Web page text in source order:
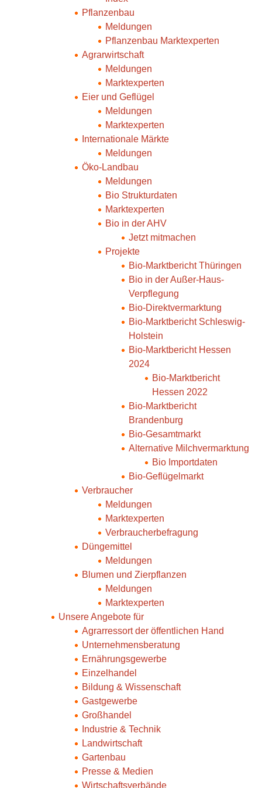
Pflanzenbau
Meldungen
Pflanzenbau Marktexperten
Agrarwirtschaft
Meldungen
Marktexperten
Eier und Geflügel
Meldungen
Marktexperten
Internationale Märkte
Meldungen
Öko-Landbau
Meldungen
Bio Strukturdaten
Marktexperten
Bio in der AHV
Jetzt mitmachen
Projekte
Bio-Marktbericht Thüringen
Bio in der Außer-Haus-
Verpflegung
Bio-Direktvermarktung
Bio-Marktbericht Schleswig-
Holstein
Bio-Marktbericht Hessen
2024
Bio-Marktbericht
Hessen 2022
Bio-Marktbericht
Brandenburg
Bio-Gesamtmarkt
Alternative Milchvermarktung
Bio Importdaten
Bio-Geflügelmarkt
Verbraucher
Meldungen
Marktexperten
Verbraucherbefragung
Düngemittel
Meldungen
Blumen und Zierpflanzen
Meldungen
Marktexperten
Unsere Angebote für
Agrarressort der öffentlichen Hand
Unternehmensberatung
Ernährungsgewerbe
Einzelhandel
Bildung & Wissenschaft
Gastgewerbe
Großhandel
Industrie & Technik
Landwirtschaft
Gartenbau
Presse & Medien
Wirtschaftsverbände